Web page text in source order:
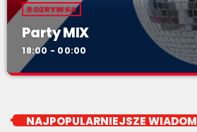
ROZRYWKA
Party MIX
18:00 - 00:00
soboty od 18
NAJPOPULARNIEJSZE